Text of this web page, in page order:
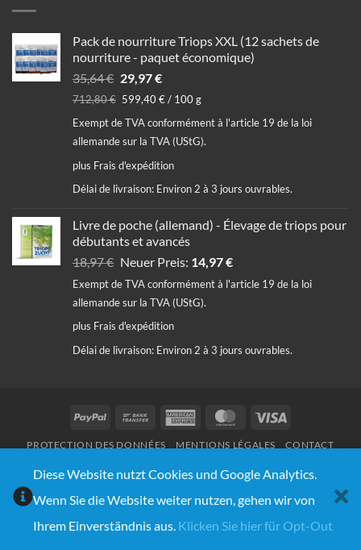
Pack de nourriture Triops XXL (12 sachets de
nourriture - paquet économique)
35,64€ Le
prix
était :
35,64 €.
29,97€Le
prix
est :
29,97 €.
712,80€ 599,40€/ 100g
Exempt de TVA conformément à l'article 19 de la loi
allemande sur la TVA (UStG).
plus Frais d'expédition
Délai de livraison: Environ 2 à 3 jours ouvrables.
Livre de poche (allemand) - Élevage de triops pour
débutants et avancés
18,97€ Le
prix
était :
18,97 €.
Neuer Preis: 14,97€Le
prix
Exempt de TVA conformément à l'article 19 de la loi
allemande sur la TVA (UStG).
plus Frais d'expédition
Délai de livraison: Environ 2 à 3 jours ouvrables.
PayPal
Bank
American
MasterCard
PROTECTION DES DONNÉES MENTIONS LÉGALES CONTACT
© Copyright 2020 - 2026 | Triops Galaxy® | Design: Webnumerus Webdesign
WITHDRAW FROM CONTRACT
Diese Website nutzt Cookies und Google Analytics.
Wenn Sie die Website weiter nutzen, gehen wir von
Ihrem Einverständnis aus. Klicken Sie hier für Opt-Out